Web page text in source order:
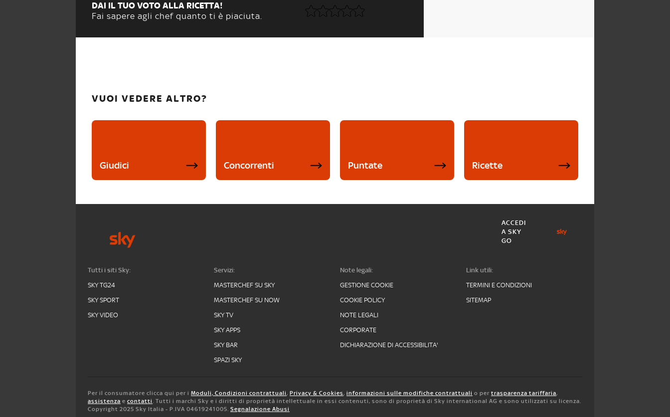
DAI IL TUO VOTO ALLA RICETTA!
Fai sapere agli chef quanto ti è piaciuta.
VUOI VEDERE ALTRO?
Giudici Concorrenti Puntate Ricette
ACCEDI
A SKY
GO
Tutti i siti Sky:
SKY TG24
SKY SPORT
SKY VIDEO
Servizi:
MASTERCHEF SU SKY
MASTERCHEF SU NOW
SKY TV
SKY APPS
SKY BAR
SPAZI SKY
Note legali:
GESTIONE COOKIE
COOKIE POLICY
NOTE LEGALI
CORPORATE
DICHIARAZIONE DI ACCESSIBILITA'
Link utili:
TERMINI E CONDIZIONI
SITEMAP
Per il consumatore clicca qui per i Moduli, Condizioni contrattuali, Privacy & Cookies, informazioni sulle modifiche contrattuali o per trasparenza tariffaria,
assistenza e contatti. Tutti i marchi Sky e i diritti di proprietà intellettuale in essi contenuti, sono di proprietà di Sky international AG e sono utilizzati su licenza.
Copyright 2025 Sky Italia - P.IVA 04619241005. Segnalazione Abusi